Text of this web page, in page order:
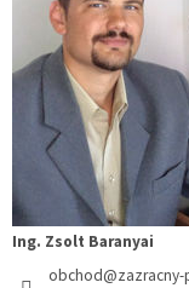
Ing. Zsolt Baranyai
obchod@